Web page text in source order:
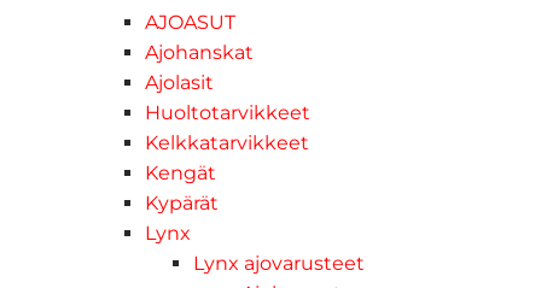
AJOASUT
Ajohanskat
Ajolasit
Huoltotarvikkeet
Kelkkatarvikkeet
Kengät
Kypärät
Lynx
Lynx ajovarusteet